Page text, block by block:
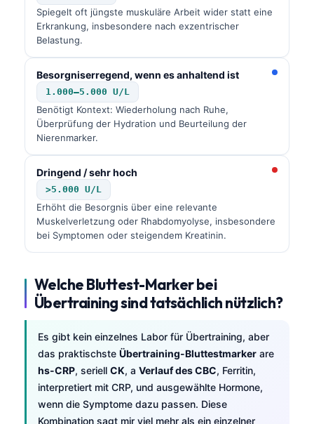
Spiegelt oft jüngste muskuläre Arbeit wider statt eine
Erkrankung, insbesondere nach exzentrischer
Belastung.
Besorgniserregend, wenn es anhaltend ist
1.000–5.000 U/L
Benötigt Kontext: Wiederholung nach Ruhe,
Überprüfung der Hydration und Beurteilung der
Nierenmarker.
Dringend / sehr hoch
>5.000 U/L
Erhöht die Besorgnis über eine relevante
Muskelverletzung oder Rhabdomyolyse, insbesondere
bei Symptomen oder steigendem Kreatinin.
Welche Bluttest-Marker bei
Übertraining sind tatsächlich nützlich?
Es gibt kein einzelnes Labor für Übertraining, aber
das praktischste Übertraining-Bluttestmarker are
hs-CRP, seriell CK, a Verlauf des CBC, Ferritin,
interpretiert mit CRP, und ausgewählte Hormone,
wenn die Symptome dazu passen. Diese
Kombination sagt mir viel mehr als ein einzelner
Kiswahili
አማርኛ
Українська
O‘zbekcha
Қазақ тілі
Suomi
Hrvatski
Slovenčina
پښتو
සිංහල
অসমীয়া
Galego
Latviešu valoda
Македонски јазик
Euskara